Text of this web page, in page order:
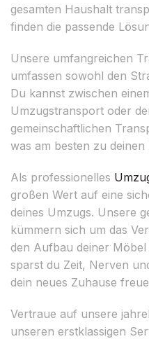
gesamten Haushalt
finden die passende
Unsere umfangreichen
umfassen sowohl den
Du kannst zwischen
Umzugstransport oder
gemeinschaftlichen
was am besten zu
Als professionelles
großen Wert auf eine
deines Umzugs. Unsere
kümmern sich um das
den Aufbau deiner
sparst du Zeit, Nerven
dein neues Zuhause
Vertraue auf unsere
unseren erstklassigen